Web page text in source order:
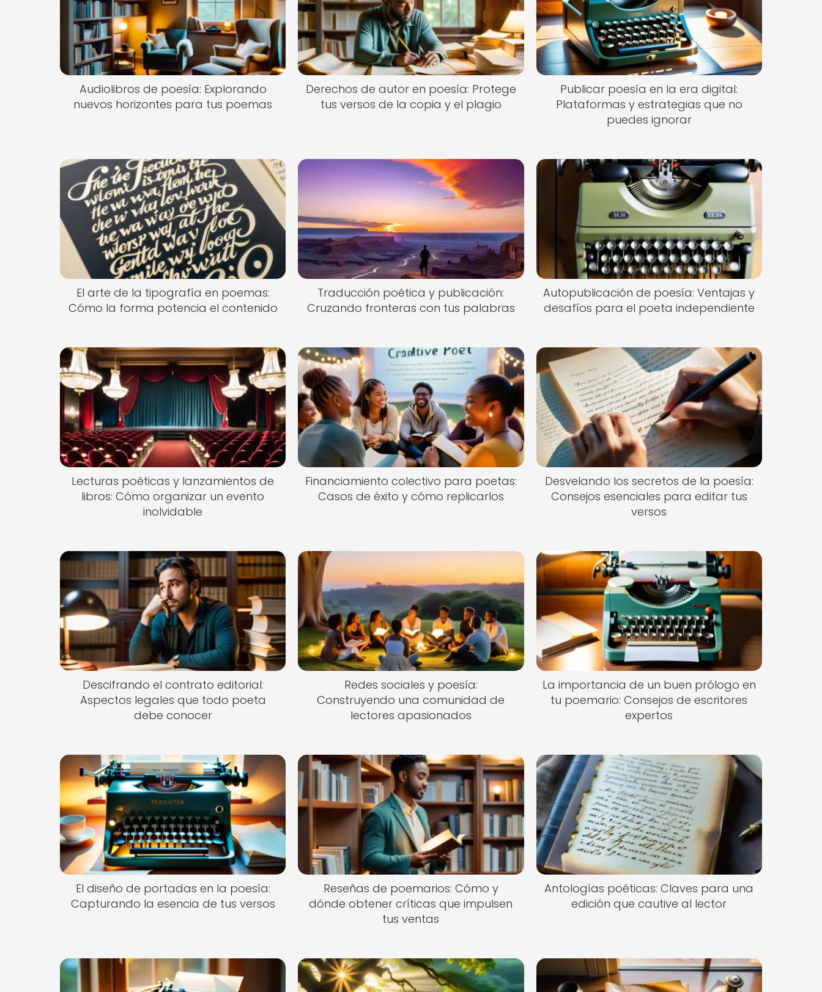
Audiolibros de poesía: Explorando
nuevos horizontes para tus poemas
Derechos de autor en poesía: Protege
tus versos de la copia y el plagio
Publicar poesía en la era digital:
Plataformas y estrategias que no
puedes ignorar
El arte de la tipografía en poemas:
Cómo la forma potencia el contenido
Traducción poética y publicación:
Cruzando fronteras con tus palabras
Autopublicación de poesía: Ventajas y
desafíos para el poeta independiente
Lecturas poéticas y lanzamientos de
libros: Cómo organizar un evento
inolvidable
Financiamiento colectivo para poetas:
Casos de éxito y cómo replicarlos
Desvelando los secretos de la poesía:
Consejos esenciales para editar tus
versos
Descifrando el contrato editorial:
Aspectos legales que todo poeta
debe conocer
Redes sociales y poesía:
Construyendo una comunidad de
lectores apasionados
La importancia de un buen prólogo en
tu poemario: Consejos de escritores
expertos
El diseño de portadas en la poesía:
Capturando la esencia de tus versos
Reseñas de poemarios: Cómo y
dónde obtener críticas que impulsen
tus ventas
Antologías poéticas: Claves para una
edición que cautive al lector